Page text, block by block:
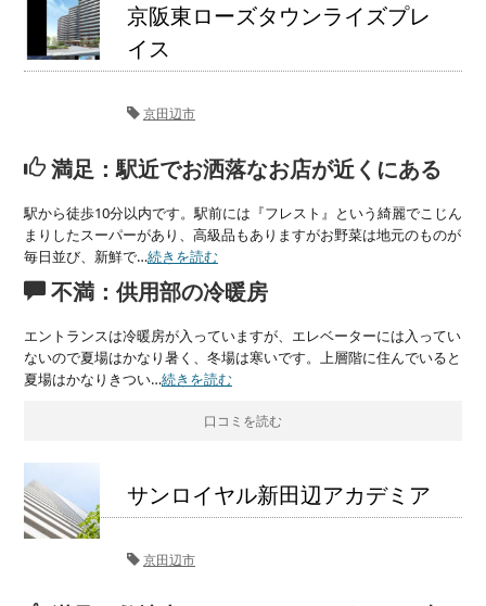
京阪東ローズタウンライズプレ
イス
京田辺市
満足：駅近でお洒落なお店が近くにある
駅から徒歩10分以内です。駅前には『フレスト』という綺麗でこじん
まりしたスーパーがあり、高級品もありますがお野菜は地元のものが
毎日並び、新鮮で…続きを読む
不満：供用部の冷暖房
エントランスは冷暖房が入っていますが、エレベーターには入ってい
ないので夏場はかなり暑く、冬場は寒いです。上層階に住んでいると
夏場はかなりきつい…続きを読む
口コミを読む
サンロイヤル新田辺アカデミア
京田辺市